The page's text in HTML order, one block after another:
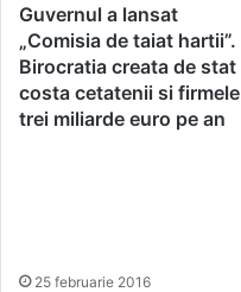
Guvernul a lansat
„Comisia de taiat hartii”.
Birocratia creata de stat
costa cetatenii si firmele
trei miliarde euro pe an
25 februarie 2016